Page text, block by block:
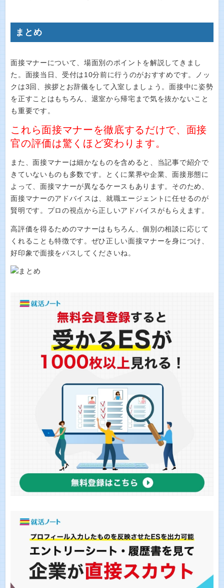
まとめ
面接マナーについて、場面別のポイントを解説してきまし
た。面接当日、受付は10分前に行うのがおすすめです。ノッ
クは3回、挨拶とお辞儀をして入室しましょう。面接中に姿勢
を正すことはもちろん、退室から帰宅まで気を抜かないこと
も重要です。
これら面接マナーを徹底するだけで、面接
官の評価は驚くほど変わります。
また、面接マナーは細かなものを含めると、当記事で紹介で
きていないものも多数です。とくに業界や企業、面接形態に
よって、面接マナーが異なるケースもあります。そのため、
面接マナーのアドバイスは、就職エージェントに任せるのが
賢明です。プロの視点から正しいアドバイスがもらえます。
高評価を得るためのマナーはもちろん、個別の相談に応じて
くれることも特徴です。ぜひ正しい面接マナーを身につけ、
好印象で面接をパスしてくださいね。